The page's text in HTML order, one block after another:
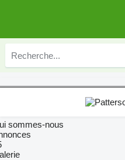
sommes-nous